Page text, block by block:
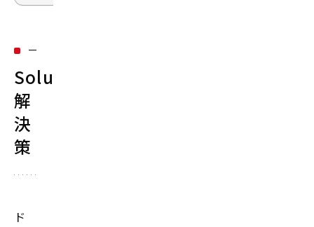
Solution：
解
決
策
ド